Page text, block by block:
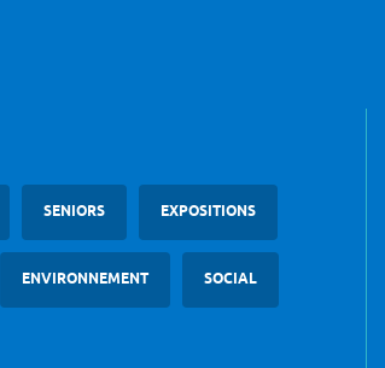
SENIORS EXPOSITIONS
ENVIRONNEMENT SOCIAL